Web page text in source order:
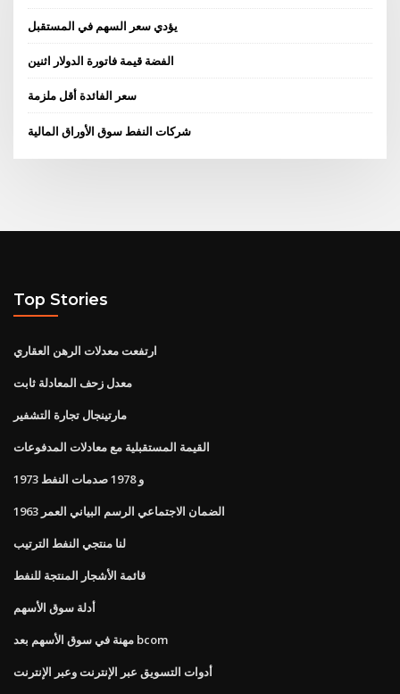
يؤدي سعر السهم في المستقبل
الفضة قيمة فاتورة الدولار اثنين
سعر الفائدة أقل ملزمة
شركات النفط سوق الأوراق المالية
Top Stories
ارتفعت معدلات الرهن العقاري
معدل زحف المعادلة ثابت
مارتينجال تجارة التشفير
القيمة المستقبلية مع معادلات المدفوعات
1973 و 1978 صدمات النفط
الضمان الاجتماعي الرسم البياني العمر 1963
لنا منتجي النفط الترتيب
قائمة الأشجار المنتجة للنفط
أدلة سوق الأسهم
مهنة في سوق الأسهم بعد bcom
أدوات التسويق عبر الإنترنت وعبر الإنترنت